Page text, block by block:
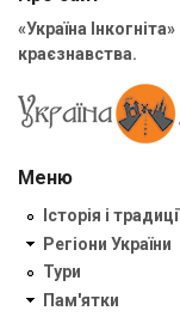
«Україна
краєзнавства.
Меню
Історія і
Регіони України
Тури
Пам'ятки